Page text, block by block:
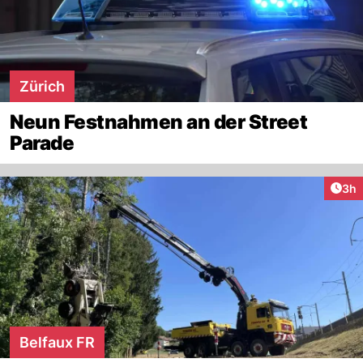
Zürich
Neun Festnahmen an der Street
Parade
3h
Belfaux FR